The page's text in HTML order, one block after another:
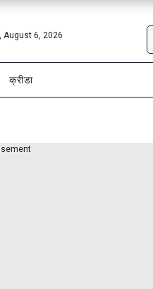
August 6, 2026
क्रीडा